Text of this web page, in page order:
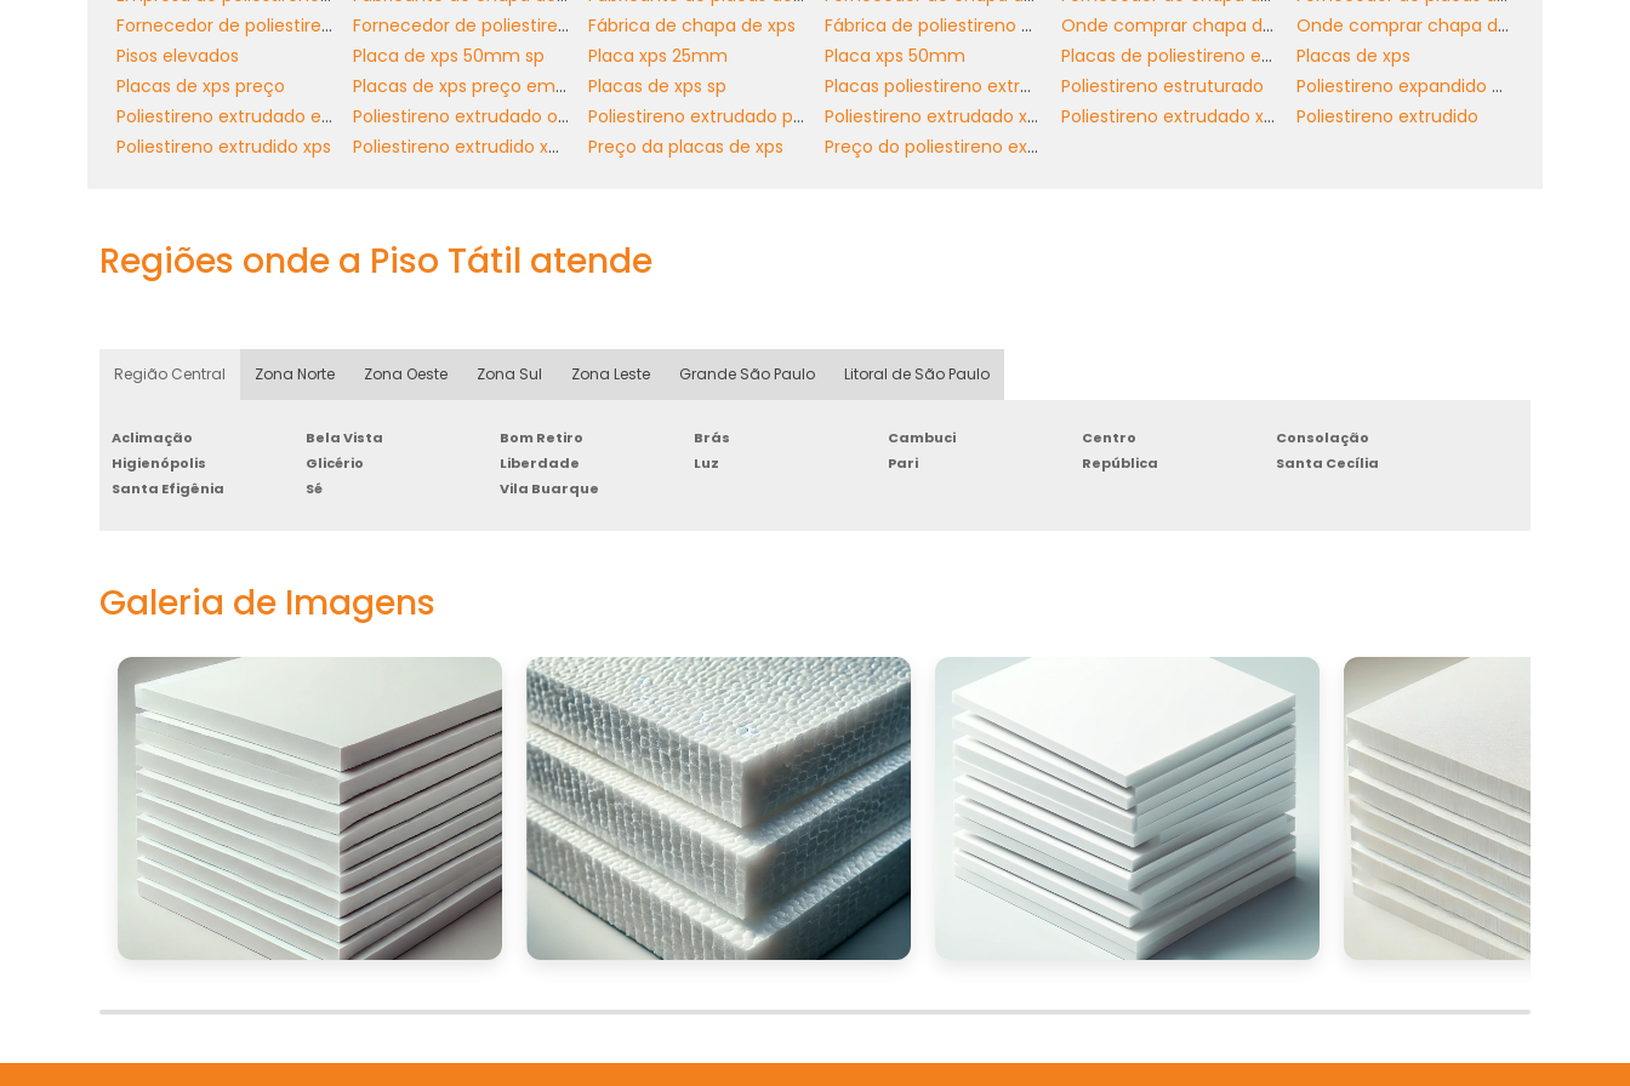
você tenha a confiança necessária ao realizar sua compra.
Investimos constantemente em inovação e tecnologia, buscando melhorias que agreguem
valor ao nosso portfólio. Assim, não apenas atendemos às necessidades do mercado atual, mas
também nos antecipamos a futuras demandas. Com os nossos produtos, sua empresa pode
xps. Se você busca qualidade, eficiência e um fornecedor que compreenda suas necessidades
personalizado sob medida para o seu projeto. Não deixe de investir no futuro da sua construção com
as placas de
xpsque fazem a diferença.
Fornecedor de poliestireno extrudado
Fornecedor de poliestireno extrudado xps Fábrica de chapa de xps Fábrica de poliestireno extrudado xps Onde comprar chapa de xps
Onde comprar chapa de xps em sp
Pisos elevados
Placa de xps 50mm sp Placa xps 25mm Placa xps 50mm Placas de poliestireno extrudado
Placas de xps
Placas de xps preço
Placas de xps preço em sp Placas de xps sp Placas poliestireno extrudido Poliestireno estruturado
Poliestireno expandido extrudido
Poliestireno extrudado em sp
Poliestireno extrudado onde comprar Poliestireno extrudado preço Poliestireno extrudado xps Poliestireno extrudado xps preço
Poliestireno extrudido
Poliestireno extrudido xps
Poliestireno extrudido xps preço Preço da placas de xps Preço do poliestireno extrudado xps
Regiões onde a Piso Tátil atende
Região Central Zona Norte Zona Oeste Zona Sul Zona Leste Grande São Paulo Litoral de São Paulo
Aclimação Bela Vista Bom Retiro Brás Cambuci Centro
Consolação
Higienópolis
Glicério Liberdade Luz Pari República
Santa Cecília
Santa Efigênia
Sé Vila Buarque
Galeria de Imagens